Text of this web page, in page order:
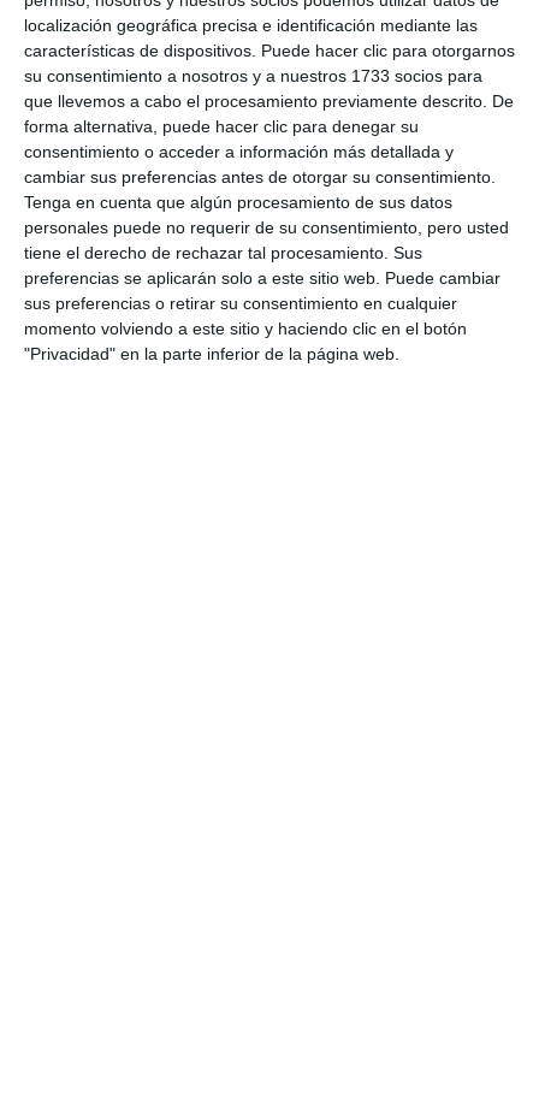
localización geográfica precisa e identificación mediante las
características de dispositivos. Puede hacer clic para otorgarnos
su consentimiento a nosotros y a nuestros 1733 socios para
que llevemos a cabo el procesamiento previamente descrito. De
forma alternativa, puede hacer clic para denegar su
consentimiento o acceder a información más detallada y
cambiar sus preferencias antes de otorgar su consentimiento.
Tenga en cuenta que algún procesamiento de sus datos
personales puede no requerir de su consentimiento, pero usted
tiene el derecho de rechazar tal procesamiento. Sus
preferencias se aplicarán solo a este sitio web. Puede cambiar
sus preferencias o retirar su consentimiento en cualquier
momento volviendo a este sitio y haciendo clic en el botón
"Privacidad" en la parte inferior de la página web.